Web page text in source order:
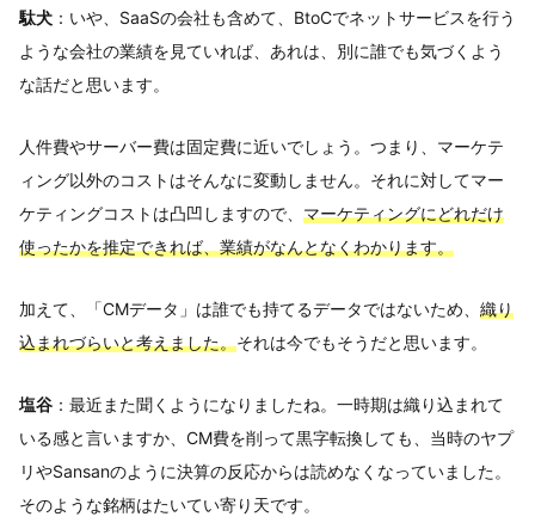
駄犬 ：いや、SaaSの会社も含めて、BtoCでネットサービスを行う
ような会社の業績を見ていれば、あれは、別に誰でも気づくよう
な話だと思います。
人件費やサーバー費は固定費に近いでしょう。つまり、マーケテ
ィング以外のコストはそんなに変動しません。それに対してマー
ケティングコストは凸凹しますので、 マーケティングにどれだけ
使ったかを推定できれば、業績がなんとなくわかります。
加えて、「CMデータ」は誰でも持てるデータではないため、 織り
込まれづらいと考えました。それは今でもそうだと思います。
塩谷 ：最近また聞くようになりましたね。一時期は織り込まれて
いる感と言いますか、CM費を削って黒字転換しても、当時のヤプ
リやSansanのように決算の反応からは読めなくなっていました。
そのような銘柄はたいてい寄り天です。